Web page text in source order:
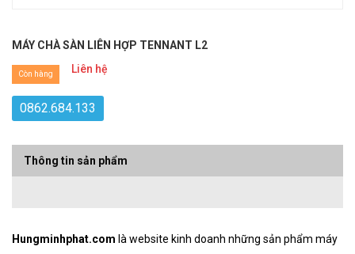
MÁY CHÀ SÀN LIÊN HỢP TENNANT L2
Liên hệ
Còn hàng
0862.684.133
Thông tin sản phẩm
Hungminhphat.com là website kinh doanh những sản phẩm máy